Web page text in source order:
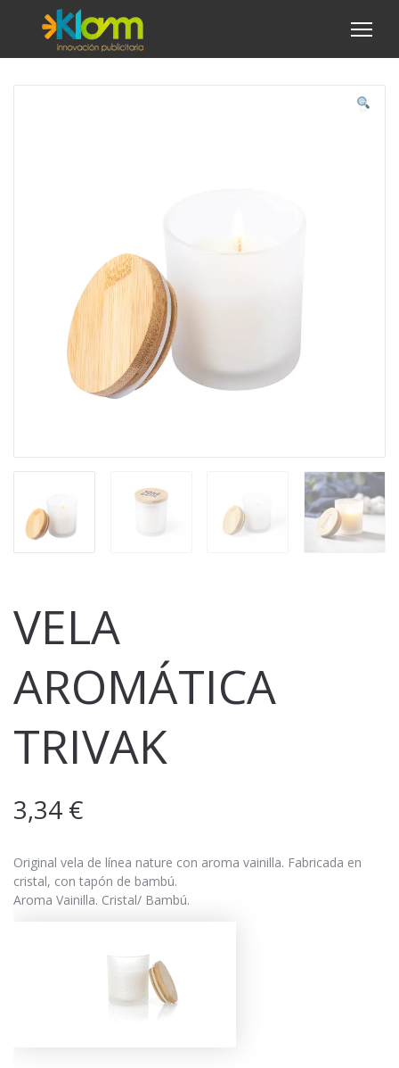
VELA
AROMÁTICA
TRIVAK
3,34 €
Original vela de línea nature con aroma vainilla. Fabricada en
cristal, con tapón de bambú.
Aroma Vainilla. Cristal/ Bambú.